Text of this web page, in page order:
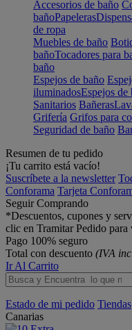
Accesorios de baño
bañoPapeleras
de ropa
Muebles de baño
bañoTocadores para
baño
Espejos de baño
iluminadosEspejos de
Sanitarios Bañeras
Grifería Grifos para
Seguridad de baño
Resumen de tu pedido
¡Tu carrito está vacío!
Suscríbete a la newsletter
Conforama Tarjeta
Seguir Comprando
*Descuentos, cupones y
clic en Tramitar Pedido para
Pago 100% seguro
Total con descuento (IVA
Ir Al Carrito
Estado de mi pedido Tiendas
Canarias